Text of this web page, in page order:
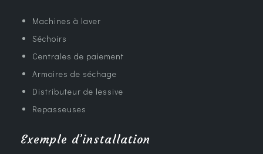
Machines à laver
Séchoirs
Centrales de paiement
Armoires de séchage
Distributeur de lessive
Repasseuses
Exemple d’installation